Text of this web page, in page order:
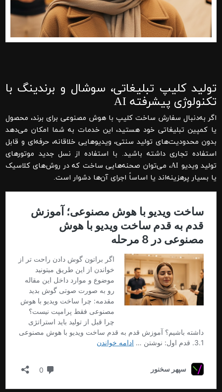
تولید کلیپ تبلیغاتی، سوشال و برندینگ با
تکنولوژی پیشرفته AI
اگر به‌دنبال سفارش ساخت کلیپ با هوش مصنوعی برای برند، محصول
یا کمپین تبلیغاتی خود هستید، این خدمات به شما امکان می‌دهد
بدون محدودیت‌های تولید سنتی، ویدیوهایی خلاقانه، حرفه‌ای و قابل
استفاده تجاری داشته باشید. با استفاده از نسل جدید موتورهای
تولید ویدیو AI، می‌توان صحنه‌هایی ساخت که در روش‌های کلاسیک
یا بسیار پرهزینه‌اند یا اساساً اجرای آن‌ها دشوار است.